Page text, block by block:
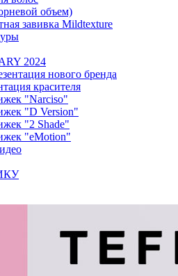
объем)
завивка Mildtexture
2024
нового бренда
красителя
"Narciso"
"D Version"
"2 Shade"
"eMotion"